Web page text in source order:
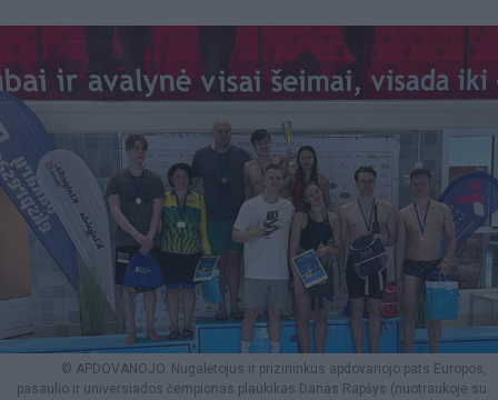
© APDOVANOJO. Nugalėtojus ir prizininkus apdovanojo pats Europos,
pasaulio ir universiados čempionas plaukikas Danas Rapšys (nuotraukoje su